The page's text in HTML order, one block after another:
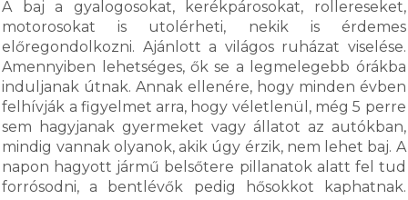
A baj a gyalogosokat, kerékpárosokat, rollereseket,
motorosokat is utolérheti, nekik is érdemes
előregondolkozni. Ajánlott a világos ruházat viselése.
Amennyiben lehetséges, ők se a legmelegebb órákba
induljanak útnak. Annak ellenére, hogy minden évben
felhívják a figyelmet arra, hogy véletlenül, még 5 perre
sem hagyjanak gyermeket vagy állatot az autókban,
mindig vannak olyanok, akik úgy érzik, nem lehet baj. A
napon hagyott jármű belsőtere pillanatok alatt fel tud
forrósodni, a bentlévők pedig hősokkot kaphatnak.